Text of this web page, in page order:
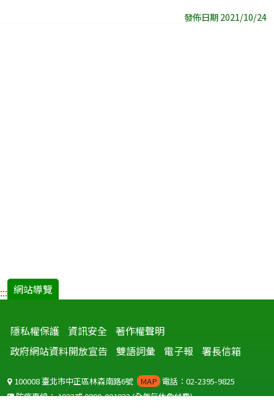
發佈日期 2021/10/24
::: 網站導覽
隱私權保護 資訊安全 著作權聲明
政府網站資料開放宣告
雙語詞彙 電子報 署長信箱
100008 臺北市中正區林森南路6號 MAP 電話：02-2395-9825
防疫專線：1922或0800-001922(全年無休免付費)